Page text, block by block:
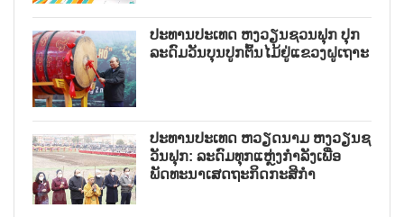
ປະທານປະເທດ ຫງວຽນຊວນຟຸກ ປຸກ
ລະດົມວັນບຸນປູກຕົ້ນໄມ້ຢູ່ແຂວງຝູເຖາະ
ປະທານປະເທດ ຫວຽດນາມ ຫງວຽນຊ
ວັນຟຸກ: ລະດົມທຸກແຫຼ່ງກຳລັງເພື່ອ
ພັດທະນາເສດຖະກິດກະສິກຳ